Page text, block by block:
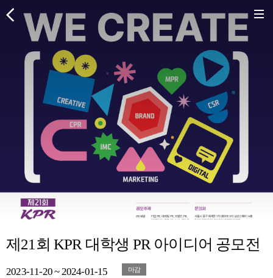
제21회 KPR 대학생 PR 아이디어 공모전
2023-11-20 ~ 2024-01-15 마감